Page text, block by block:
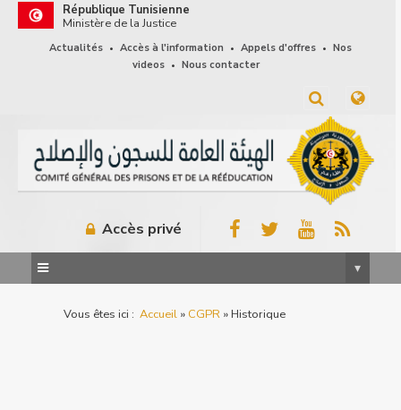
République Tunisienne
Ministère de la Justice
Actualités • Accès à l'information • Appels d'offres •
Nos
videos
• Nous contacter
Accès privé
 ▾
Vous êtes ici : Accueil » CGPR » Historique